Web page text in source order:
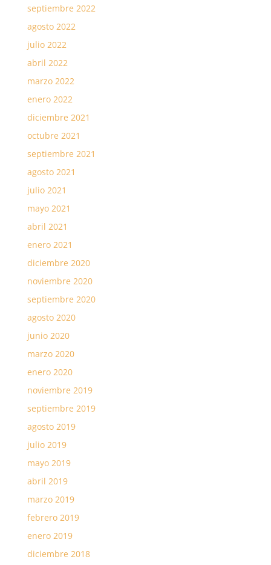
septiembre 2022
agosto 2022
julio 2022
abril 2022
marzo 2022
enero 2022
diciembre 2021
octubre 2021
septiembre 2021
agosto 2021
julio 2021
mayo 2021
abril 2021
enero 2021
diciembre 2020
noviembre 2020
septiembre 2020
agosto 2020
junio 2020
marzo 2020
enero 2020
noviembre 2019
septiembre 2019
agosto 2019
julio 2019
mayo 2019
abril 2019
marzo 2019
febrero 2019
enero 2019
diciembre 2018